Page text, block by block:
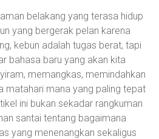
belakang yang terasa hidup
yang bergerak pelan karena
kebun adalah tugas berat, tapi
bahasa baru yang akan kita
memangkas, memindahkan
matahari mana yang paling tepat
ini bukan sekadar rangkuman
santai tentang bagaimana
yang menenangkan sekaligus